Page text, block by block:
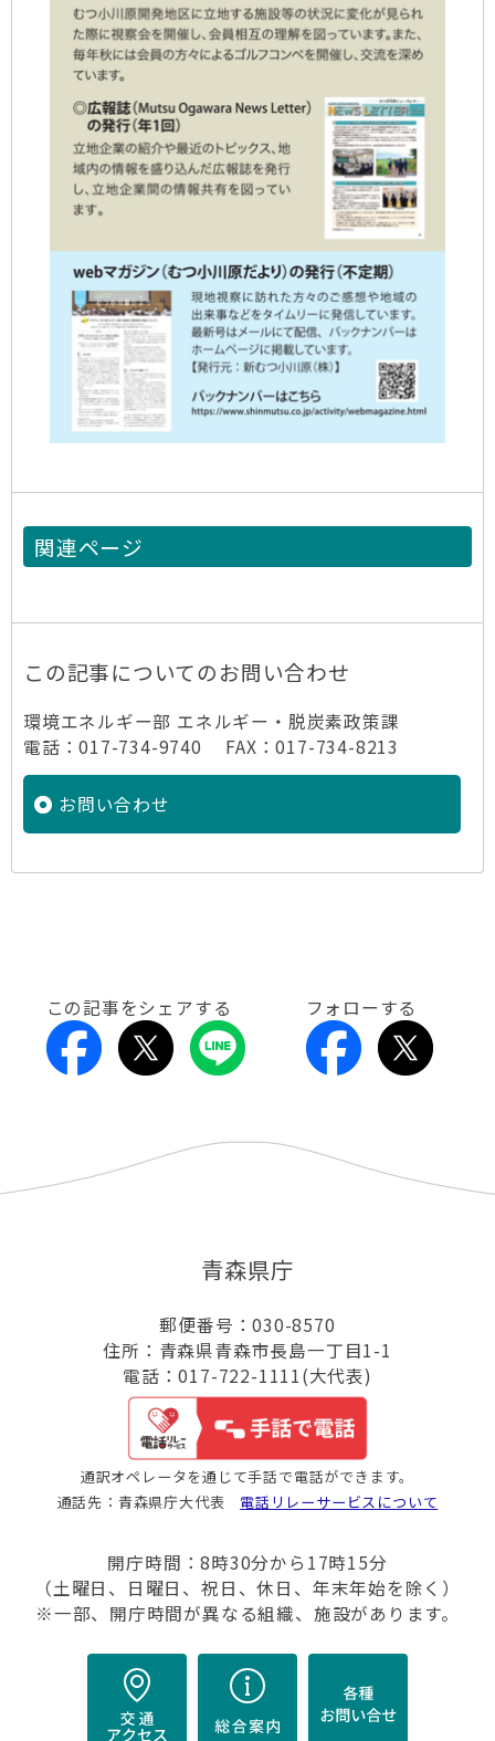
関連ページ
この記事についてのお問い合わせ
環境エネルギー部 エネルギー・脱炭素政策課
電話：017-734-9740 FAX：017-734-8213
お問い合わせ
この記事をシェアする フォローする
青森県庁
郵便番号：030-8570
住所：青森県青森市長島一丁目1-1
電話：017-722-1111(大代表)
通訳オペレータを通じて手話で電話ができます。
通話先：青森県庁大代表 電話リレーサービスについて
開庁時間：8時30分から17時15分
（土曜日、日曜日、祝日、休日、年末年始を除く）
※一部、開庁時間が異なる組織、施設があります。